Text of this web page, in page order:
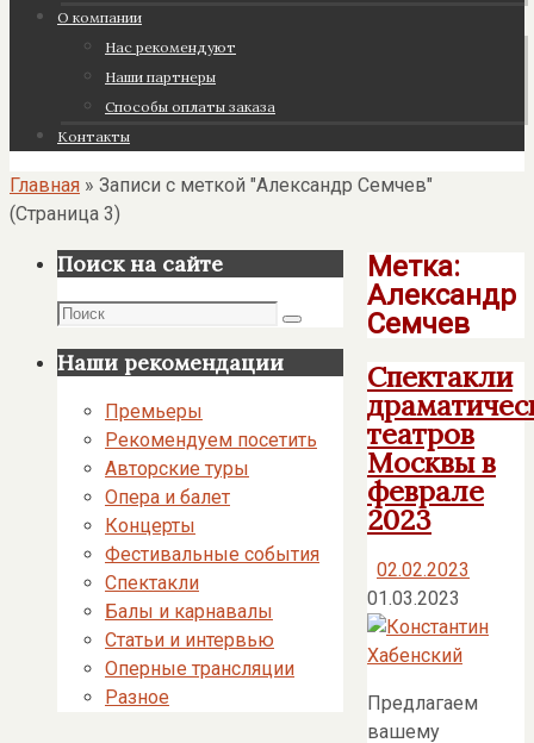
О компании
Нас рекомендуют
Наши партнеры
Cпособы оплаты заказа
Контакты
Главная » Записи с меткой "Александр Семчев"
(Страница 3)
Метка:
Александр
Семчев
Спектакли
театров
Москвы в
феврале
2023
02.02.2023
01.03.2023
Предлагаем
вашему
Поиск на сайте
Поиск
Поиск
Наши рекомендации
Премьеры
Рекомендуем посетить
Авторские туры
Опера и балет
Концерты
Фестивальные события
Спектакли
Балы и карнавалы
Статьи и интервью
Оперные трансляции
Разное